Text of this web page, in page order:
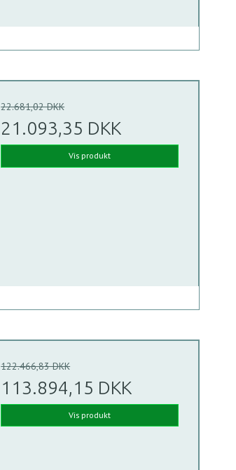
22.681,02 DKK
21.093,35 DKK
Vis produkt
122.466,83 DKK
113.894,15 DKK
Vis produkt